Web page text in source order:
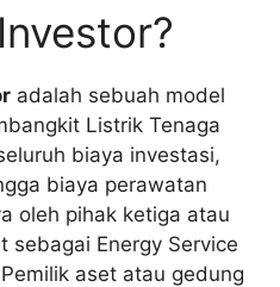
adalah sebuah model
Listrik Tenaga
biaya investasi,
biaya perawatan
oleh pihak ketiga atau
sebagai Energy Service
aset atau gedung